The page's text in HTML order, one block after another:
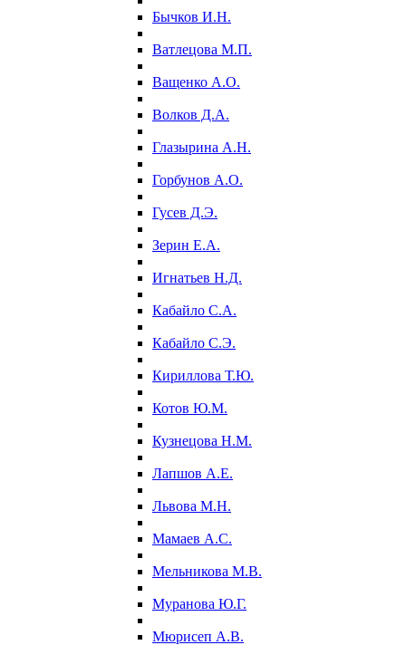
Бычков И.Н.
Ватлецова М.П.
Ващенко А.О.
Волков Д.А.
Глазырина А.Н.
Горбунов А.О.
Гусев Д.Э.
Зерин Е.А.
Игнатьев Н.Д.
Кабайло С.А.
Кабайло С.Э.
Кириллова Т.Ю.
Котов Ю.М.
Кузнецова Н.М.
Лапшов А.Е.
Львова М.Н.
Мамаев А.С.
Мельникова М.В.
Муранова Ю.Г.
Мюрисеп А.В.